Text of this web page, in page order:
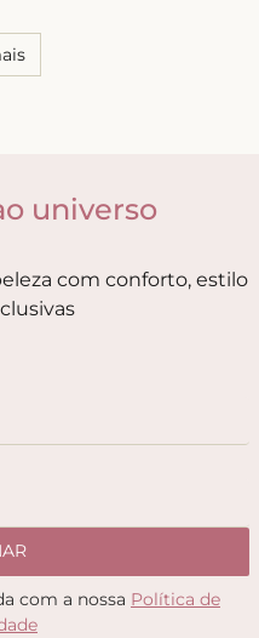
quanto para os sutiãs.
universo
com conforto, estilo
com a nossa Política de